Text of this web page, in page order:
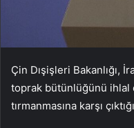
Çin Dışişleri Bakanlığı,
toprak bütünlüğünü ihlal
tırmanmasına karşı